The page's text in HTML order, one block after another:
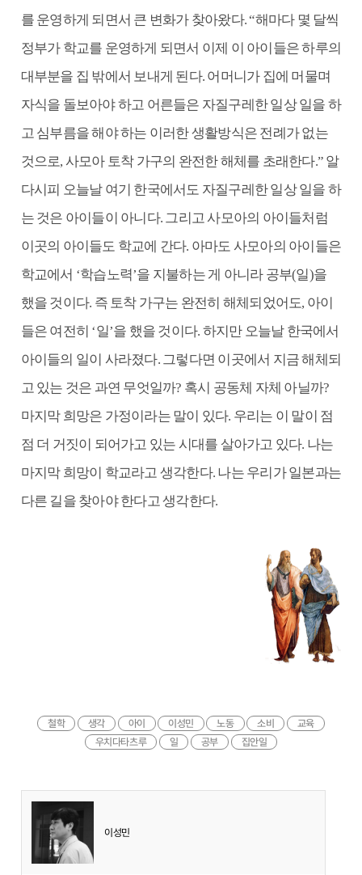
를 운영하게 되면서 큰 변화가 찾아왔다. “해마다 몇 달씩
정부가 학교를 운영하게 되면서 이제 이 아이들은 하루의
대부분을 집 밖에서 보내게 된다. 어머니가 집에 머물며
자식을 돌보아야 하고 어른들은 자질구레한 일상 일을 하
고 심부름을 해야 하는 이러한 생활방식은 전례가 없는
것으로, 사모아 토착 가구의 완전한 해체를 초래한다.” 알
다시피 오늘날 여기 한국에서도 자질구레한 일상 일을 하
는 것은 아이들이 아니다. 그리고 사모아의 아이들처럼
이곳의 아이들도 학교에 간다. 아마도 사모아의 아이들은
학교에서 ‘학습노력’을 지불하는 게 아니라 공부(일)을
했을 것이다. 즉 토착 가구는 완전히 해체되었어도, 아이
들은 여전히 ‘일’을 했을 것이다. 하지만 오늘날 한국에서
아이들의 일이 사라졌다. 그렇다면 이곳에서 지금 해체되
고 있는 것은 과연 무엇일까? 혹시 공동체 자체 아닐까?
마지막 희망은 가정이라는 말이 있다. 우리는 이 말이 점
점 더 거짓이 되어가고 있는 시대를 살아가고 있다. 나는
마지막 희망이 학교라고 생각한다. 나는 우리가 일본과는
다른 길을 찾아야 한다고 생각한다.
철학 생각 아이 이성민 노동 소비
교육
우치다타츠루
일 공부 집안일
이성민